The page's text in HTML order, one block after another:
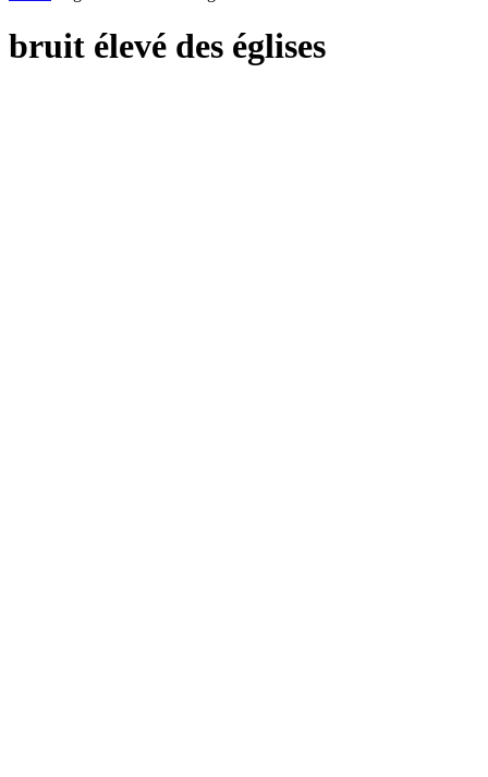
bruit élevé des églises